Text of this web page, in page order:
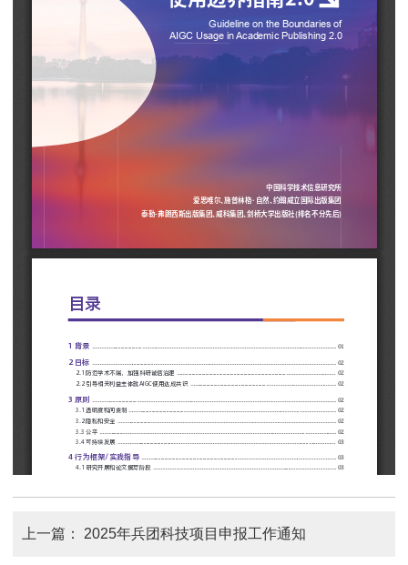
上一篇： 2025年兵团科技项目申报工作通知